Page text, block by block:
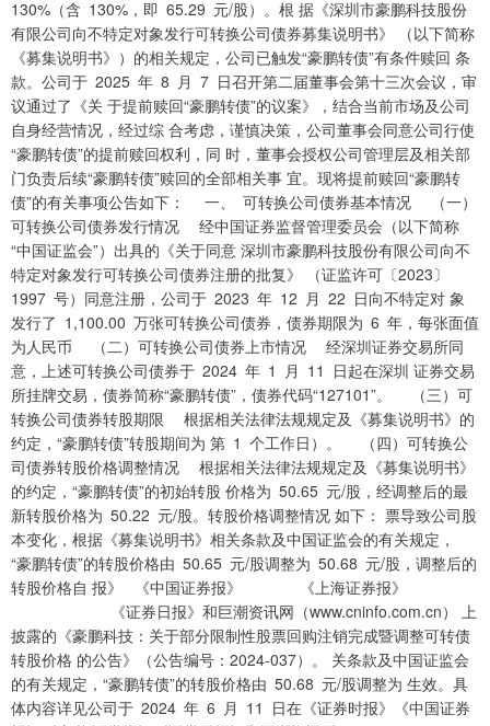
130%（含 130%，即 65.29 元/股）。根 据《深圳市豪鹏科技股份
有限公司向不特定对象发行可转换公司债券募集说明书》 （以下简称
《募集说明书》）的相关规定，公司已触发“豪鹏转债”有条件赎回 条
款。公司于 2025 年 8 月 7 日召开第二届董事会第十三次会议，审
议通过了《关 于提前赎回“豪鹏转债”的议案》，结合当前市场及公司
自身经营情况，经过综 合考虑，谨慎决策，公司董事会同意公司行使
“豪鹏转债”的提前赎回权利，同 时，董事会授权公司管理层及相关部
门负责后续“豪鹏转债”赎回的全部相关事 宜。现将提前赎回“豪鹏转
债”的有关事项公告如下： 一、 可转换公司债券基本情况 （一）
可转换公司债券发行情况 经中国证券监督管理委员会（以下简称
“中国证监会”）出具的《关于同意 深圳市豪鹏科技股份有限公司向不
特定对象发行可转换公司债券注册的批复》 （证监许可〔2023〕
1997 号）同意注册，公司于 2023 年 12 月 22 日向不特定对 象
发行了 1,100.00 万张可转换公司债券，债券期限为 6 年，每张面值
为人民币 （二）可转换公司债券上市情况 经深圳证券交易所同
意，上述可转换公司债券于 2024 年 1 月 11 日起在深圳 证券交易
所挂牌交易，债券简称“豪鹏转债”，债券代码“127101”。 （三）可
转换公司债券转股期限 根据相关法律法规规定及《募集说明书》的
约定，“豪鹏转债”转股期间为 第 1 个工作日）。 （四）可转换公
司债券转股价格调整情况 根据相关法律法规规定及《募集说明书》
的约定，“豪鹏转债”的初始转股 价格为 50.65 元/股，经调整后的最
新转股价格为 50.22 元/股。转股价格调整情况 如下： 票导致公司股
本变化，根据《募集说明书》相关条款及中国证监会的有关规定，
“豪鹏转债”的转股价格由 50.65 元/股调整为 50.68 元/股，调整后的
转股价格自 报》 《中国证券报》 《上海证券报》
《证券日报》和巨潮资讯网（www.cninfo.com.cn） 上
披露的《豪鹏科技：关于部分限制性股票回购注销完成暨调整可转债
转股价格 的公告》（公告编号：2024-037）。 关条款及中国证监会
的有关规定，“豪鹏转债”的转股价格由 50.68 元/股调整为 生效。具
体内容详见公司于 2024 年 6 月 11 日在《证券时报》《中国证券